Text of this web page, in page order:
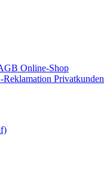
Online-Shop
Reklamation Privatkunden